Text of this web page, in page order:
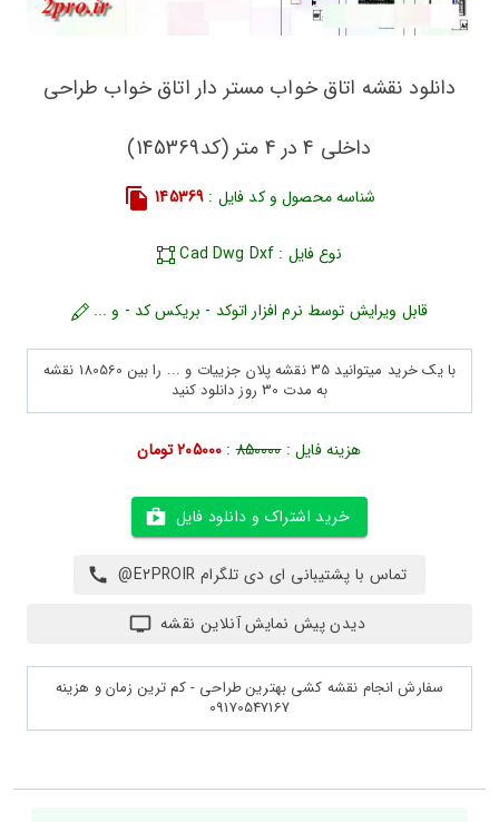
دانلود نقشه اتاق خواب مستر دار اتاق خواب طراحی
داخلی 4 در 4 متر (کد145369)
شناسه محصول و کد فایل : 145369
نوع فایل : Cad Dwg Dxf
قابل ویرایش توسط نرم افزار اتوکد - بریکس کد - و ...
با یک خرید میتوانید 35 نقشه پلان جزییات و ... را بین 180560 نقشه
به مدت 30 روز دانلود کنید
هزینه فایل :850000
: 205000 تومان
خرید اشتراک و دانلود فایل
تماس با پشتیبانی ای دی تلگرام E2PROIR@
دیدن پیش نمایش آنلاین نقشه
سفارش انجام نقشه کشی بهترین طراحی - کم ترین زمان و هزینه
09170547167